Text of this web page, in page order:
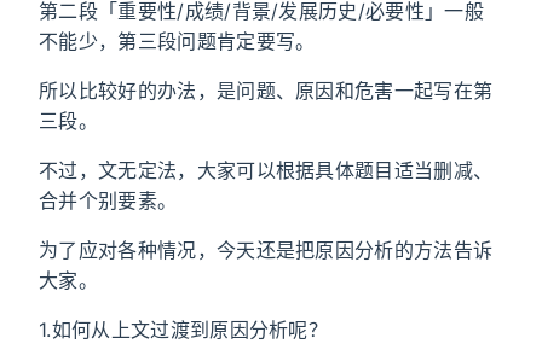
第二段「重要性/成绩/背景/发展历史/必要性」一般
不能少，第三段问题肯定要写。
所以比较好的办法，是问题、原因和危害一起写在第
三段。
不过，文无定法，大家可以根据具体题目适当删减、
合并个别要素。
为了应对各种情况，今天还是把原因分析的方法告诉
大家。
1.如何从上文过渡到原因分析呢？